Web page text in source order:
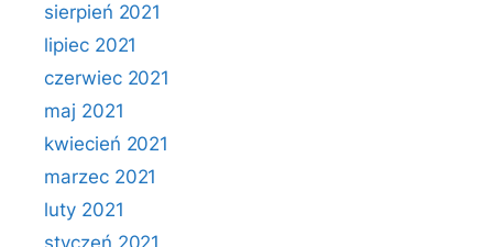
sierpień 2021
lipiec 2021
czerwiec 2021
maj 2021
kwiecień 2021
marzec 2021
luty 2021
styczeń 2021